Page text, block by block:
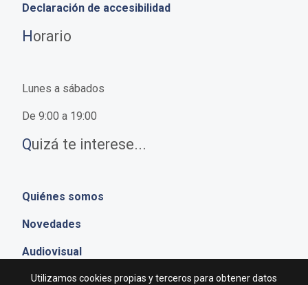
Declaración de accesibilidad
Horario
Lunes a sábados
De 9:00 a 19:00
Quizá te interese...
Quiénes somos
Novedades
Audiovisual
Utilizamos cookies propias y terceros para obtener datos